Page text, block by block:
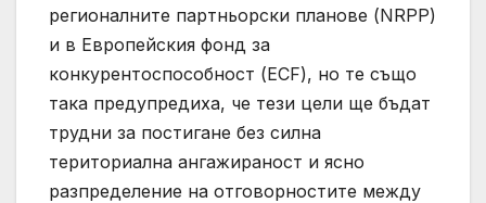
регионалните партньорски планове (NRPP)
и в Европейския фонд за
конкурентоспособност (ECF), но те също
така предупредиха, че тези цели ще бъдат
трудни за постигане без силна
териториална ангажираност и ясно
разпределение на отговорностите между